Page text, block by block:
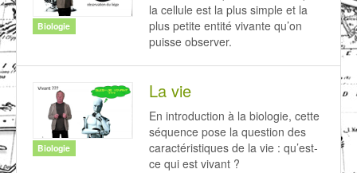
Biologie
la cellule est la plus simple et la
plus petite entité vivante qu’on
puisse observer.
Biologie
La vie
En introduction à la biologie, cette
séquence pose la question des
caractéristiques de la vie : qu’est-
ce qui est vivant ?